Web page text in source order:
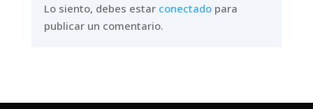
Lo siento, debes estar conectadopara
publicar un comentario.